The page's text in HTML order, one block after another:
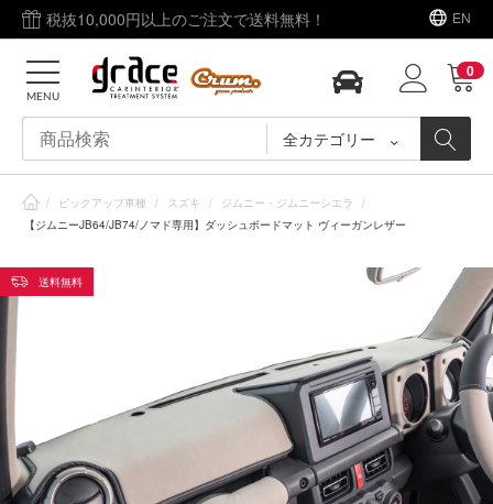
税抜10,000円以上のご注文で送料無料！ EN
全カテゴリー
0
MENU
/ ピックアップ車種 / スズキ / ジムニー・ジムニーシエラ
/
【ジムニーJB64/JB74/ノマド専用】ダッシュボードマット ヴィーガンレザー
送料無料